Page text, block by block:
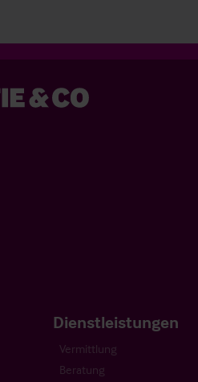
Dienstleistungen
Vermittlung
Beratung